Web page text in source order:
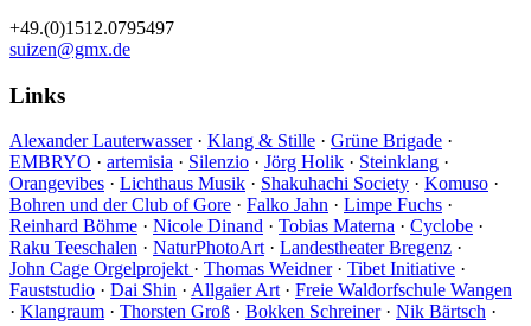
+49.(0)1512.0795497
suizen@gmx.de
Links
Alexander Lauterwasser· Klang & Stille · Grüne Brigade ·
EMBRYO · artemisia · Silenzio · Jörg Holik · Steinklang ·
Orangevibes · Lichthaus Musik · Shakuhachi Society · Komuso ·
Bohren und der Club of Gore · Falko Jahn · Limpe Fuchs ·
Reinhard Böhme · Nicole Dinand · Tobias Materna · Cyclobe ·
Raku Teeschalen · NaturPhotoArt· Landestheater Bregenz ·
John Cage Orgelprojekt · Thomas Weidner· Tibet Initiative ·
Fauststudio · Dai Shin · Allgaier Art· Freie Waldorfschule Wangen
· Klangraum · Thorsten Groß · Bokken Schreiner· Nik Bärtsch ·